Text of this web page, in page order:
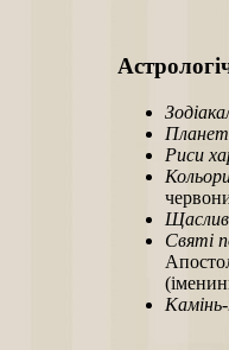
Риси
Святі